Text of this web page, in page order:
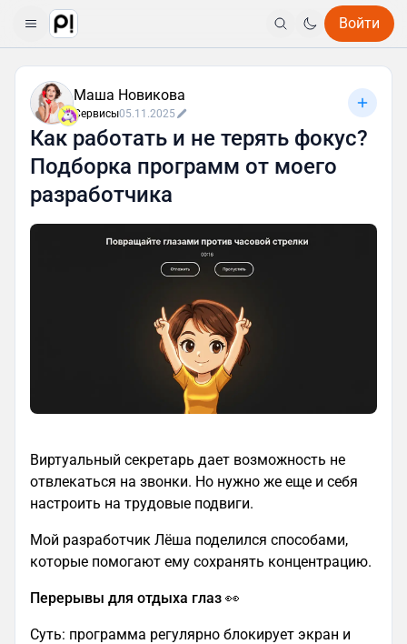
Войти
Маша Новикова
Сервисы05.11.2025
Как работать и не терять фокус?
Подборка программ от моего
разработчика
Виртуальный секретарь дает возможность не
отвлекаться на звонки. Но нужно же еще и себя
настроить на трудовые подвиги.
Мой разработчик Лёша поделился способами,
которые помогают ему сохранять концентрацию.
Перерывы для отдыха глаз 👀
Суть: программа регулярно блокирует экран и